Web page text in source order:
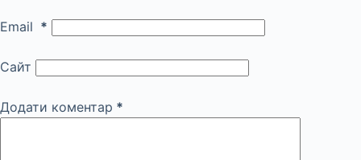
Email *
Сайт
Додати коментар *